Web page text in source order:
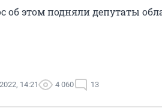
об этом подняли депутаты
14:21 4 060 13